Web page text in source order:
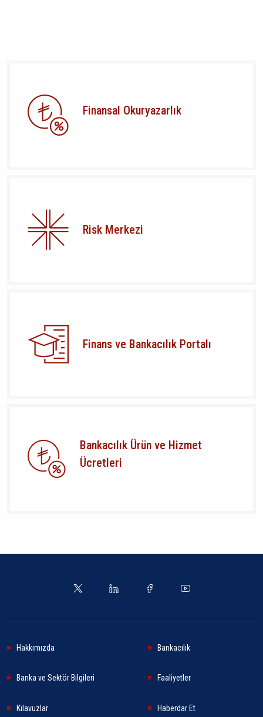
Finansal Okuryazarlık
Risk Merkezi
Finans ve Bankacılık Portalı
Bankacılık Ürün ve Hizmet
Ücretleri
Hakkımızda Bankacılık
Banka ve Sektör Bilgileri Faaliyetler
Kılavuzlar Haberdar Et